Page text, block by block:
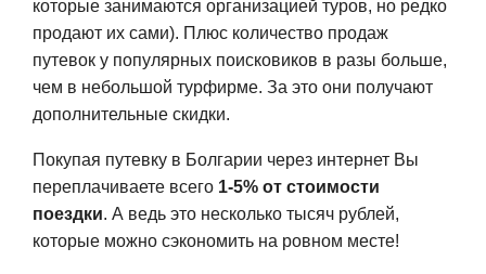
которые занимаются организацией туров, но редко
продают их сами). Плюс количество продаж
путевок у популярных поисковиков в разы больше,
чем в небольшой турфирме. За это они получают
дополнительные скидки.
Покупая путевку в Болгарии через интернет Вы
переплачиваете всего 1-5% от стоимости
поездки. А ведь это несколько тысяч рублей,
которые можно сэкономить на ровном месте!